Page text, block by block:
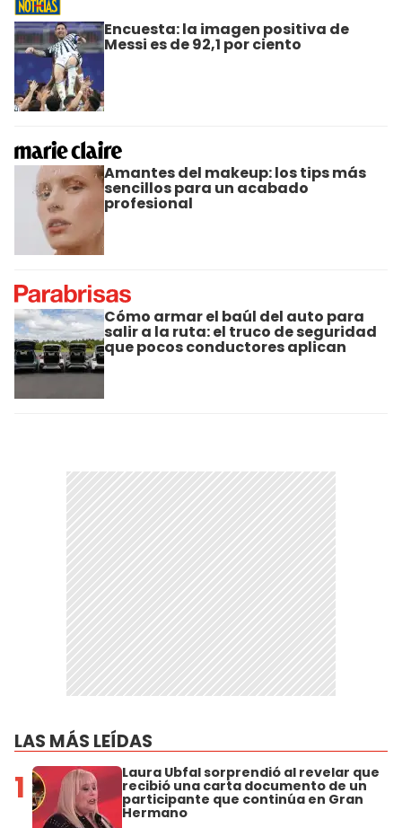
Encuesta: la imagen positiva de
Messi es de 92,1 por ciento
Amantes del makeup: los tips más
sencillos para un acabado
profesional
Cómo armar el baúl del auto para
salir a la ruta: el truco de seguridad
que pocos conductores aplican
LAS MÁS LEÍDAS
1 Laura Ubfal sorprendió al revelar que
recibió una carta documento de un
participante que continúa en Gran
Hermano